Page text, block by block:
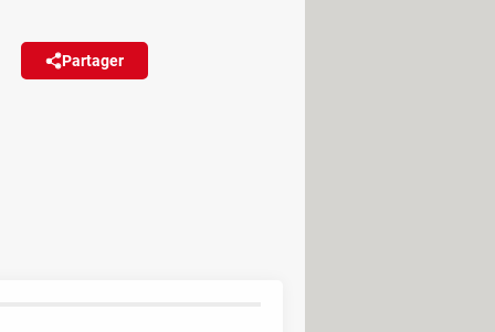
Partager
les informations au
un assistant à tout faire.